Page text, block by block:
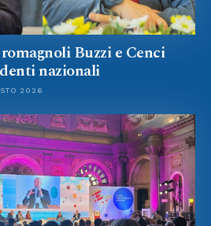
Buzzi e Cenci
nazionali
2026